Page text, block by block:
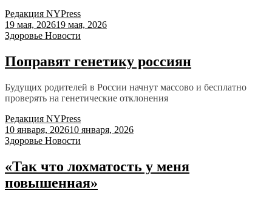
Редакция NYPress
19 мая, 202619 мая, 2026
Здоровье Новости
Поправят генетику россиян
Будущих родителей в России начнут массово и бесплатно
проверять на генетические отклонения
Редакция NYPress
10 января, 202610 января, 2026
Здоровье Новости
«Так что лохматость у меня
повышенная»